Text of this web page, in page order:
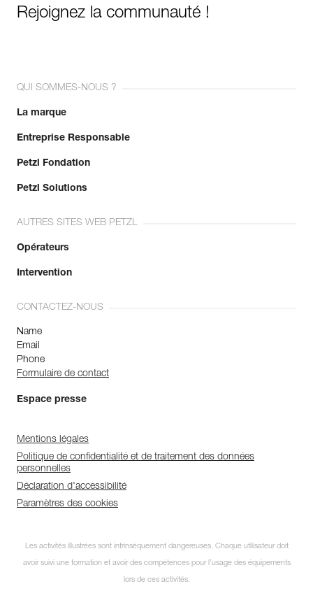
Rejoignez la communauté !
QUI SOMMES-NOUS ?
La marque
Entreprise Responsable
Petzl Fondation
Petzl Solutions
AUTRES SITES WEB PETZL
Opérateurs
Intervention
CONTACTEZ-NOUS
Name
Email
Phone
Formulaire de contact
Espace presse
Mentions légales
Politique de confidentialité et de traitement des données
personnelles
Déclaration d'accessibilité
Paramètres des cookies
Les activités illustrées sont intrinsèquement dangereuses. Chaque utilisateur doit
avoir suivi une formation et avoir des compétences pour l’usage des équipements
lors de ces activités.